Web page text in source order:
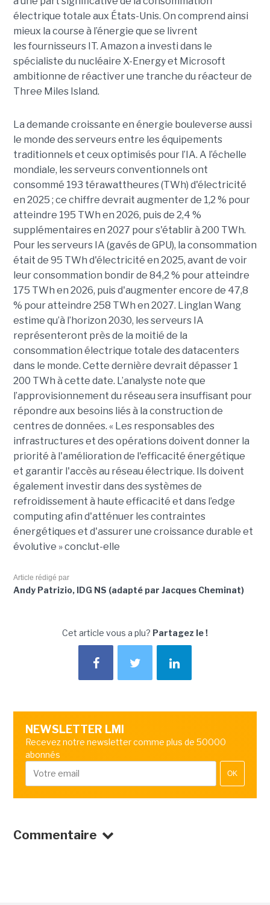
électrique totale aux États-Unis. On comprend ainsi
mieux la course à l’énergie que se livrent
les fournisseurs IT. Amazon a investi dans le
spécialiste du nucléaire X-Energy et Microsoft
ambitionne de réactiver une tranche du réacteur de
Three Miles Island.
La demande croissante en énergie bouleverse aussi
le monde des serveurs entre les équipements
traditionnels et ceux optimisés pour l’IA. A l’échelle
mondiale, les serveurs conventionnels ont
consommé 193 térawattheures (TWh) d'électricité
en 2025 ; ce chiffre devrait augmenter de 1,2 % pour
atteindre 195 TWh en 2026, puis de 2,4 %
supplémentaires en 2027 pour s'établir à 200 TWh.
Pour les serveurs IA (gavés de GPU), la consommation
était de 95 TWh d'électricité en 2025, avant de voir
leur consommation bondir de 84,2 % pour atteindre
175 TWh en 2026, puis d'augmenter encore de 47,8
% pour atteindre 258 TWh en 2027. Linglan Wang
estime qu’à l’horizon 2030, les serveurs IA
représenteront près de la moitié de la
consommation électrique totale des datacenters
dans le monde. Cette dernière devrait dépasser 1
200 TWh à cette date. L’analyste note que
l’approvisionnement du réseau sera insuffisant pour
répondre aux besoins liés à la construction de
centres de données. « Les responsables des
infrastructures et des opérations doivent donner la
priorité à l'amélioration de l'efficacité énergétique
et garantir l'accès au réseau électrique. Ils doivent
également investir dans des systèmes de
refroidissement à haute efficacité et dans l’edge
computing afin d'atténuer les contraintes
énergétiques et d'assurer une croissance durable et
évolutive » conclut-elle
Article rédigé par
Andy Patrizio, IDG NS (adapté par Jacques Cheminat)
Cet article vous a plu? Partagez le !
NEWSLETTER LMI
Recevez notre newsletter comme plus de 50000
abonnés
OK
Commentaire